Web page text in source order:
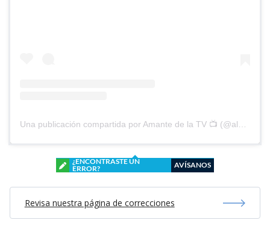
Una publicación compartida por Amante de la TV 📺 (@alguien_te_observa)
¿ENCONTRASTE UN
ERROR?
AVÍSANOS
Revisa nuestra página de correcciones